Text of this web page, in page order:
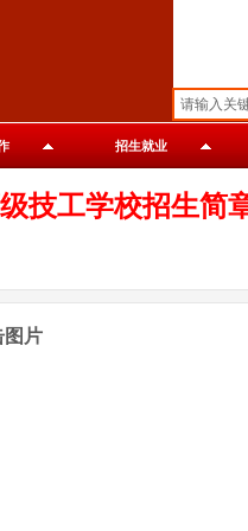
招生就业
技工学校招生简
图片